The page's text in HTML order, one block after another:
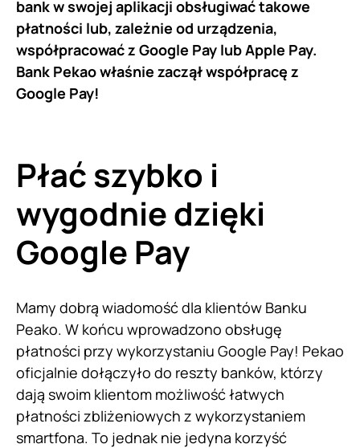
bank w swojej aplikacji obsługiwać takowe
płatności lub, zależnie od urządzenia,
współpracować z Google Pay lub Apple Pay.
Bank Pekao właśnie zaczął współpracę z
Google Pay!
Płać szybko i
wygodnie dzięki
Google Pay
Mamy dobrą wiadomość dla klientów Banku
Peako. W końcu wprowadzono obsługę
płatności przy wykorzystaniu Google Pay! Pekao
oficjalnie dołączyło do reszty banków, którzy
dają swoim klientom możliwość łatwych
płatności zbliżeniowych z wykorzystaniem
smartfona. To jednak nie jedyna korzyść